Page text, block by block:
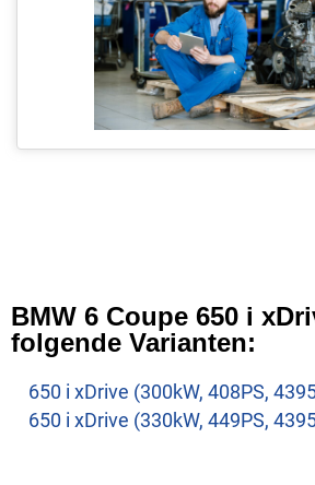
BMW 6 Coupe 650 i
folgende Varianten:
650 i xDrive (300kW, 408PS,
650 i xDrive (330kW, 449PS,